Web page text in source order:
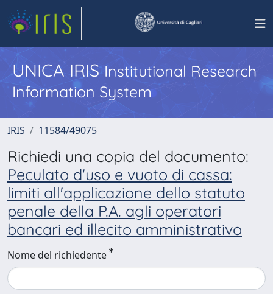
UNICA IRISInstitutional Research
Information System
IRIS 11584/49075
Richiedi una copia del documento:
Peculato d'uso e vuoto di cassa:
limiti all'applicazione dello statuto
penale della P.A. agli operatori
bancari ed illecito amministrativo
Nome del richiedente